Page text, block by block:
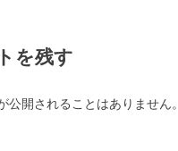
を残す
公開されることはありません。